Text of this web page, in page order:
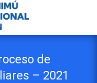
de
– 2021